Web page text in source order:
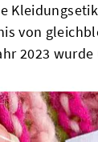
von
2023